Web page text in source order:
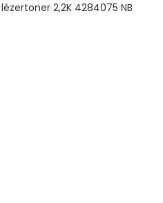
2,2K 4284075 NB